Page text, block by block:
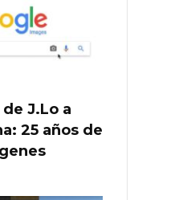
J.Lo a
25 años de